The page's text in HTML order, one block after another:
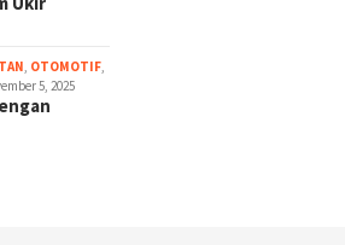
OTOMOTIF
5, 2025